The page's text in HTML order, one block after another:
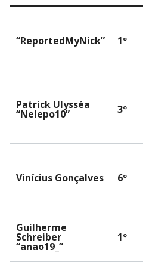
“ReportedMyNick” 1º
Patrick Ulysséa
“Nelepo10” 3º
Vinícius Gonçalves 6º
Guilherme
Schreiber
“anao19_”
1º